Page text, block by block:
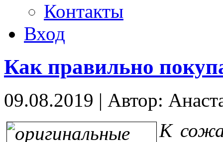
Контакты
Вход
Как правильно
09.08.2019 | Автор:
К